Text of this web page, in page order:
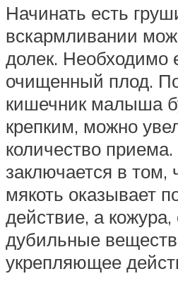
Начинать есть
вскармливании
долек. Необходимо
очищенный плод.
кишечник малыша
крепким, можно
количество
заключается в том,
мякоть оказывает
действие, а
дубильные
укрепляющее